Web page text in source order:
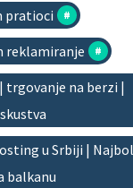
pratioci
reklamiranje
trgovanje na berzi |
u Srbiji |
balkanu